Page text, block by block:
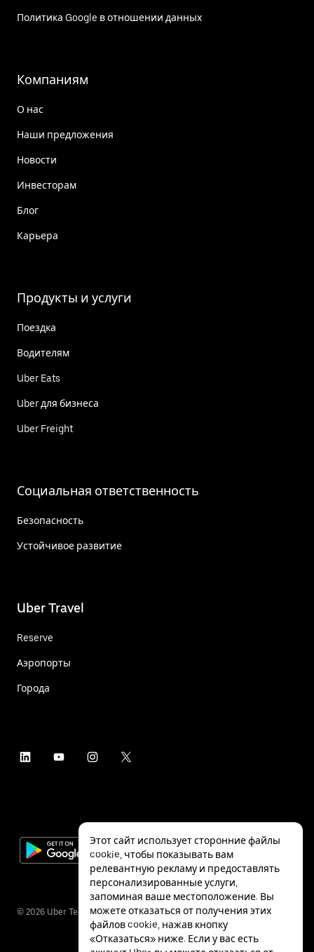
Политика Google в отношении данных
Компаниям
О нас
Наши предложения
Новости
Инвесторам
Блог
Карьера
Продукты и услуги
Поездка
Водителям
Uber Eats
Uber для бизнеса
Uber Freight
Социальная ответственность
Безопасность
Устойчивое развитие
Uber Travel
Reserve
Аэропорты
Города
© 2026 Uber Technologies Inc.
Этот сайт использует сторонние файлы
cookie, чтобы показывать вам
релевантную рекламу и предоставлять
персонализированные услуги,
запоминая ваше местоположение. Вы
можете отказаться от получения этих
файлов cookie, нажав кнопку
«Отказаться» ниже. Если у вас есть